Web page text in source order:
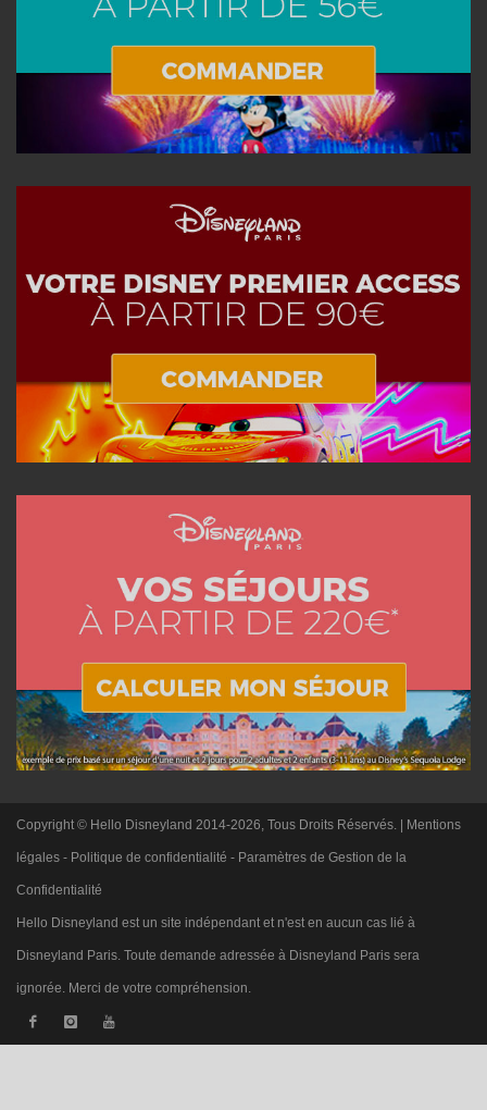
Copyright © Hello Disneyland 2014-2026, Tous Droits Réservés. | Mentions
légales - Politique de confidentialité - Paramètres de Gestion de la
Confidentialité
Hello Disneyland est un site indépendant et n'est en aucun cas lié à
Disneyland Paris. Toute demande adressée à Disneyland Paris sera
ignorée. Merci de votre compréhension.